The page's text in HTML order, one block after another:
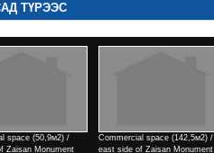
ТҮРЭЭС
(142,5м2) /
Monument
Commercial space (182м2) / east
side of Zaisan Monument